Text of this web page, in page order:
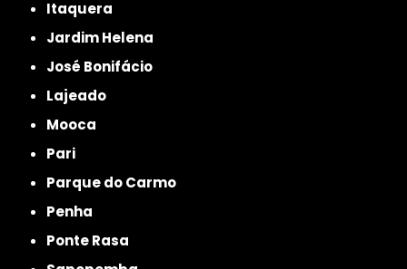
Itaquera
Jardim Helena
José Bonifácio
Lajeado
Mooca
Pari
Parque do Carmo
Penha
Ponte Rasa